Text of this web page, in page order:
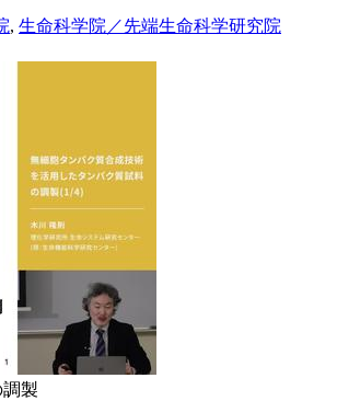
, 生命科学院／先端生命科学研究院
製